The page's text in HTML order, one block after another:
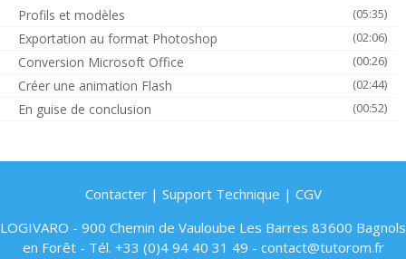
(05:35)
Profils et modèles
(02:06)
Exportation au format Photoshop
(00:26)
Conversion Microsoft Office
(02:44)
Créer une animation Flash
(00:52)
En guise de conclusion
Contacter | Support Technique | CGV
LOGIVARO - 900 Chemin de Vauloube Les Barres 83600 Bagnols
en Forêt - Tél. +33 (0)4 94 40 31 49 - contact@tutorom.fr